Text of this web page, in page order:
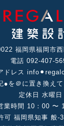
福岡県福岡市
電話 092-407-
ドレス
●を＠に置き換えて
定休⽇ ⽔曜⽇
業時間 10：00 〜
可 福岡県知事 般-